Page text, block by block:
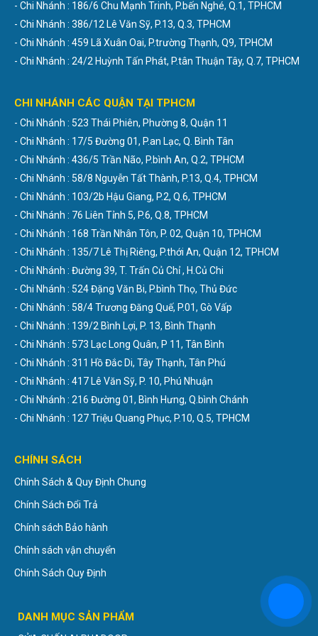
- Chi Nhánh : 186/6 Chu Mạnh Trinh, P.bến Nghé, Q.1, TPHCM
- Chi Nhánh : 386/12 Lê Văn Sỹ, P.13, Q.3, TPHCM
- Chi Nhánh : 459 Lã Xuân Oai, P.trường Thạnh, Q9, TPHCM
- Chi Nhánh : 24/2 Huỳnh Tấn Phát, P.tân Thuận Tây, Q.7, TPHCM
CHI NHÁNH CÁC QUẬN TẠI TPHCM
- Chi Nhánh : 523 Thái Phiên, Phường 8, Quận 11
- Chi Nhánh : 17/5 Đường 01, P.an Lạc, Q. Bình Tân
- Chi Nhánh : 436/5 Trần Não, P.bình An, Q.2, TPHCM
- Chi Nhánh : 58/8 Nguyễn Tất Thành, P.13, Q.4, TPHCM
- Chi Nhánh : 103/2b Hậu Giang, P.2, Q.6, TPHCM
- Chi Nhánh : 76 Liên Tỉnh 5, P.6, Q.8, TPHCM
- Chi Nhánh : 168 Trần Nhân Tôn, P. 02, Quận 10, TPHCM
- Chi Nhánh : 135/7 Lê Thị Riêng, P.thới An, Quận 12, TPHCM
- Chi Nhánh : Đường 39, T. Trấn Củ Chỉ , H.Củ Chi
- Chi Nhánh : 524 Đặng Văn Bi, P.bình Thọ, Thủ Đức
- Chi Nhánh : 58/4 Trương Đăng Quế, P.01, Gò Vấp
- Chi Nhánh : 139/2 Bình Lợi, P. 13, Bình Thạnh
- Chi Nhánh : 573 Lạc Long Quân, P 11, Tân Bình
- Chi Nhánh : 311 Hồ Đắc Di, Tây Thạnh, Tân Phú
- Chi Nhánh : 417 Lê Văn Sỹ, P. 10, Phú Nhuận
- Chi Nhánh : 216 Đường 01, Bình Hưng, Q.bình Chánh
- Chi Nhánh : 127 Triệu Quang Phục, P.10, Q.5, TPHCM
CHÍNH SÁCH
Chính Sách & Quy Định Chung
Chính Sách Đổi Trả
Chính sách Bảo hành
Chính sách vận chuyển
Chính Sách Quy Định
DANH MỤC SẢN PHẨM